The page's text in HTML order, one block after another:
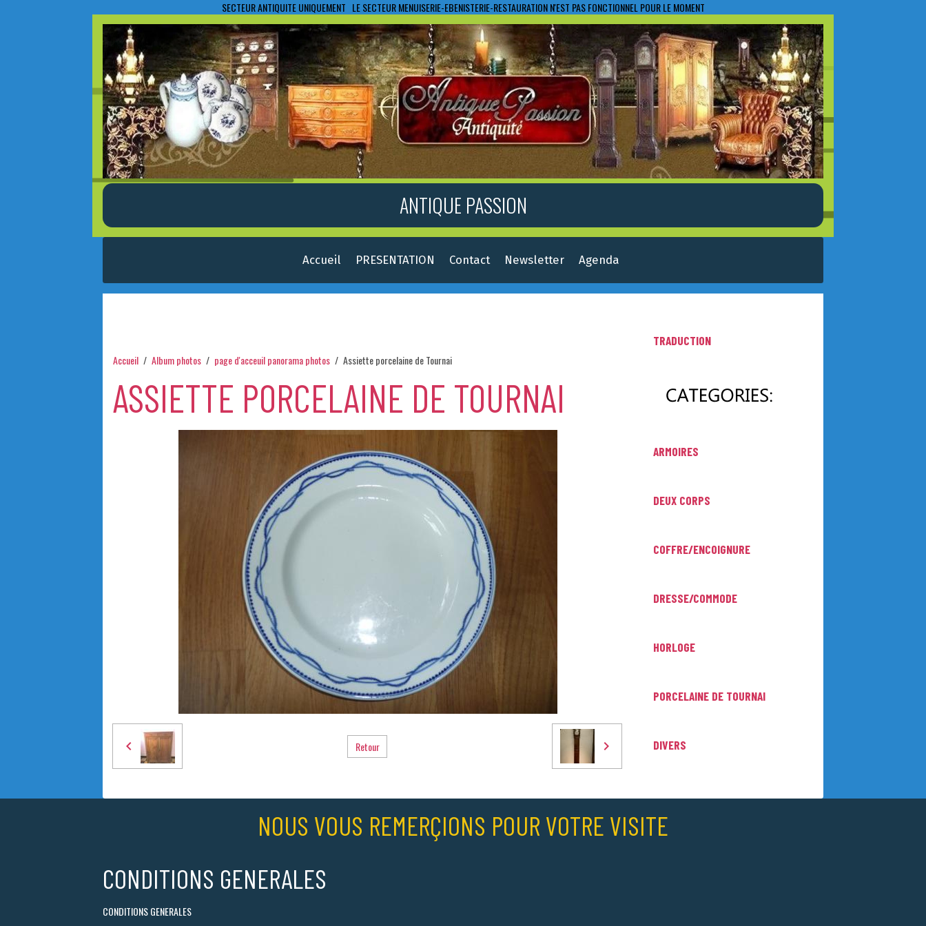
SECTEUR ANTIQUITE UNIQUEMENT LE SECTEUR MENUISERIE-EBENISTERIE-RESTAURATION N'EST PAS FONCTIONNEL POUR LE MOMENT
ANTIQUE PASSION
Accueil PRESENTATION Contact Newsletter Agenda
Accueil Album photos page d'acceuil panorama photos Assiette porcelaine de Tournai
ASSIETTE PORCELAINE DE TOURNAI
Retour
TRADUCTION
ARMOIRES
DEUX CORPS
COFFRE/ENCOIGNURE
DRESSE/COMMODE
HORLOGE
PORCELAINE DE TOURNAI
DIVERS
NOUS VOUS REMERÇIONS POUR VOTRE VISITE
CONDITIONS GENERALES
CONDITIONS GENERALES